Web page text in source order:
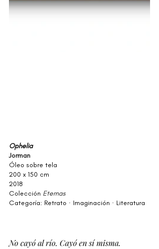
Ophelia
Jorman
Óleo sobre tela
200 x 150 cm
2018
Colección Eternas
Categoría: Retrato · Imaginación · Literatura
No cayó al río. Cayó en sí misma.